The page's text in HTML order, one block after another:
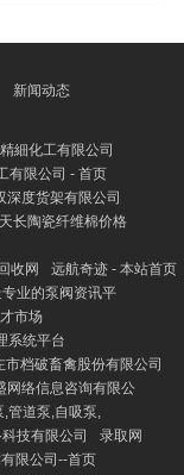
新闻动态
細化工有限公司
有限公司 - 首页
深度货架有限公司
长陶瓷纤维棉价格
收网
远航奇迹 - 本站首页
业的泵阀资讯平
市场
系统平台
市档破畜禽股份有限公司
网络信息咨询有限公
管道泵,自吸泵,
技有限公司
录取网
限公司--首页